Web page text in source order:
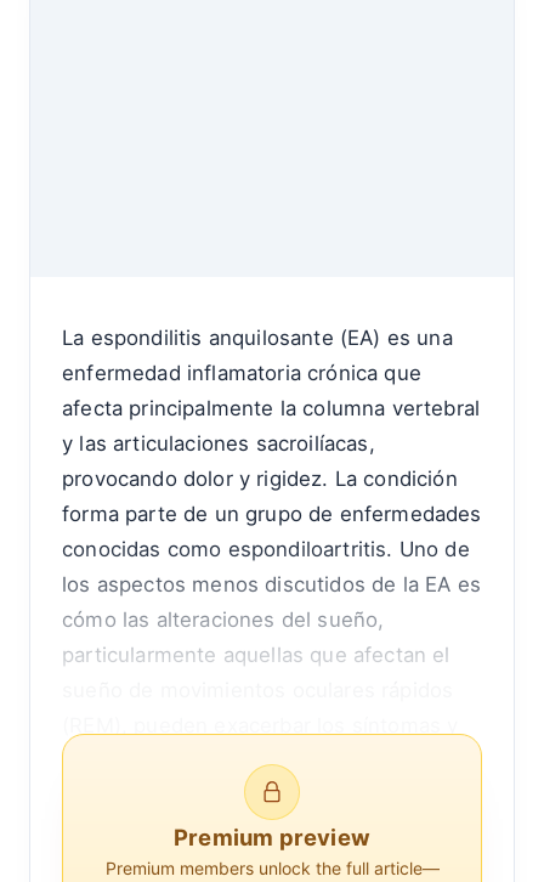
La espondilitis anquilosante (EA) es una
enfermedad inflamatoria crónica que
afecta principalmente la columna vertebral
y las articulaciones sacroilíacas,
provocando dolor y rigidez. La condición
forma parte de un grupo de enfermedades
conocidas como espondiloartritis. Uno de
los aspectos menos discutidos de la EA es
cómo las alteraciones del sueño,
particularmente aquellas que afectan el
llevar a brotes de la enfermedad más
frecuentes o severos. Comprender la
relación entre el sueño REM y la EA puede
proporcionar información valiosa para
Premium preview
Premium members unlock the full article—